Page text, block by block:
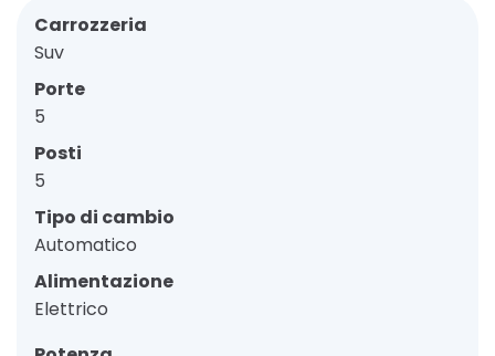
Carrozzeria
Suv
Porte
5
Posti
5
Tipo di cambio
Automatico
Alimentazione
Elettrico